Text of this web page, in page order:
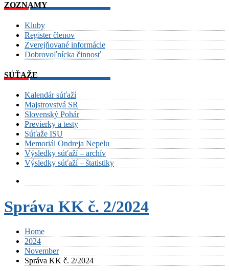
ZOZNAMY
Kluby
Register členov
Zverejňované informácie
Dobrovoľnícka činnosť
SÚŤAŽE
Kalendár súťaží
Majstrovstvá SR
Slovenský Pohár
Previerky a testy
Súťaže ISU
Memoriál Ondreja Nepelu
Výsledky súťaží – archív
Výsledky súťaží – štatistiky
Správa KK č. 2/2024
Home
2024
November
Správa KK č. 2/2024